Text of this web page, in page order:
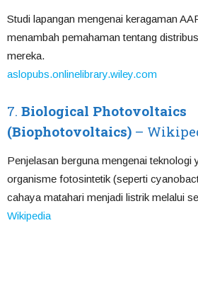
Studi lapangan mengenai keragaman
menambah pemahaman tentang
mereka.
aslopubs.onlinelibrary.wiley.com
7. Biological Photovoltaics
(Biophotovoltaics) –
Penjelasan berguna mengenai teknologi
organisme fotosintetik (seperti
cahaya matahari menjadi listrik melalui
Wikipedia